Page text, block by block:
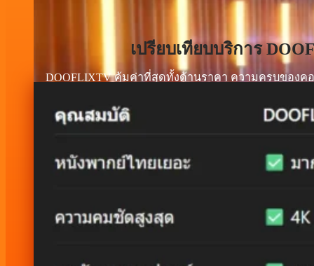
เปรียบเทียบบริการ
DOOFLIXTV คุ้มค่าที่สุดทั้งด้านราคา ความครบของ